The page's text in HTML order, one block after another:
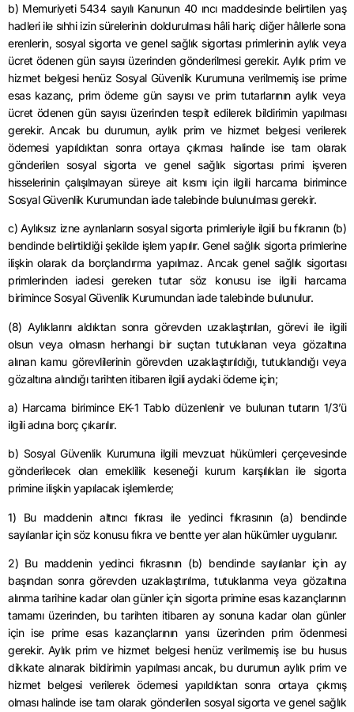
b) Memuriyeti 5434 sayılı Kanunun 40 ıncı maddesinde belirtilen yaş
hadleri ile sıhhi izin sürelerinin doldurulması hâli hariç diğer hâllerle sona
erenlerin, sosyal sigorta ve genel sağlık sigortası primlerinin aylık veya
ücret ödenen gün sayısı üzerinden gönderilmesi gerekir. Aylık prim ve
hizmet belgesi henüz Sosyal Güvenlik Kurumuna verilmemiş ise prime
esas kazanç, prim ödeme gün sayısı ve prim tutarlarının aylık veya
ücret ödenen gün sayısı üzerinden tespit edilerek bildirimin yapılması
gerekir. Ancak bu durumun, aylık prim ve hizmet belgesi verilerek
ödemesi yapıldıktan sonra ortaya çıkması halinde ise tam olarak
gönderilen sosyal sigorta ve genel sağlık sigortası primi işveren
hisselerinin çalışılmayan süreye ait kısmı için ilgili harcama birimince
Sosyal Güvenlik Kurumundan iade talebinde bulunulması gerekir.
c) Aylıksız izne ayrılanların sosyal sigorta primleriyle ilgili bu fıkranın (b)
bendinde belirtildiği şekilde işlem yapılır. Genel sağlık sigorta primlerine
ilişkin olarak da borçlandırma yapılmaz. Ancak genel sağlık sigortası
primlerinden iadesi gereken tutar söz konusu ise ilgili harcama
birimince Sosyal Güvenlik Kurumundan iade talebinde bulunulur.
(8) Aylıklarını aldıktan sonra görevden uzaklaştırılan, görevi ile ilgili
olsun veya olmasın herhangi bir suçtan tutuklanan veya gözaltına
alınan kamu görevlilerinin görevden uzaklaştırıldığı, tutuklandığı veya
gözaltına alındığı tarihten itibaren ilgili aydaki ödeme için;
a) Harcama birimince EK-1 Tablo düzenlenir ve bulunan tutarın 1/3’ü
ilgili adına borç çıkarılır.
b) Sosyal Güvenlik Kurumuna ilgili mevzuat hükümleri çerçevesinde
gönderilecek olan emeklilik keseneği kurum karşılıkları ile sigorta
primine ilişkin yapılacak işlemlerde;
1) Bu maddenin altıncı fıkrası ile yedinci fıkrasının (a) bendinde
sayılanlar için söz konusu fıkra ve bentte yer alan hükümler uygulanır.
2) Bu maddenin yedinci fıkrasının (b) bendinde sayılanlar için ay
başından sonra görevden uzaklaştırılma, tutuklanma veya gözaltına
alınma tarihine kadar olan günler için sigorta primine esas kazançlarının
tamamı üzerinden, bu tarihten itibaren ay sonuna kadar olan günler
için ise prime esas kazançlarının yarısı üzerinden prim ödenmesi
gerekir. Aylık prim ve hizmet belgesi henüz verilmemiş ise bu husus
dikkate alınarak bildirimin yapılması ancak, bu durumun aylık prim ve
hizmet belgesi verilerek ödemesi yapıldıktan sonra ortaya çıkmış
olması halinde ise tam olarak gönderilen sosyal sigorta ve genel sağlık